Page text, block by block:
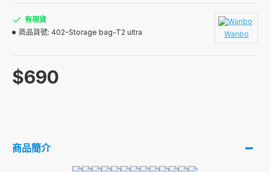
$690
有現貨
商品貨號: 402-Storage bag-T2 ultra Wanbo
商品簡介